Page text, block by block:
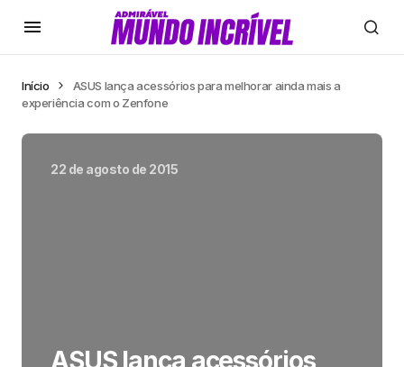
Início
ASUS lança acessórios para melhorar ainda mais a
experiência com o Zenfone
22 de agosto de 2015
ASUS lança acessórios